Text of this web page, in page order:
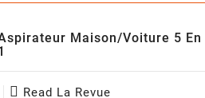
Maison/Voiture 5 En
Read La Revue